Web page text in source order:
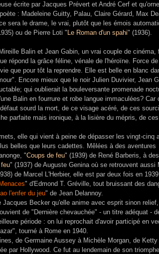
écrite par Jacques Prévert et André Cerf et
: Madeleine Guitty, Palau, Claire Gérard, Max
sera le drame, le vrai, plutôt que les émois
ou de Pierre Loti "Le Roman d'un spahi" (1936).
Balin et Jean Gabin, un vrai couple de cinéma,
répond la grâce féline, vénale de l'héroïne. Force de
que pour tôt la reprendre. Elle est belle en blanc
Encore mieux que le noir Julien Duvivier, Jean
qui oublierait la bouleversante promenade
Balin en fourrure et robe langue immaculées? Car
sourd la mort, de ce visage acéré, de ces
parfaite mais ironique, à la lisière du mépris, de
elle qui vient à peine de dépasser les vingt-cinq
belles que leurs cadettes. Mêlées à des aventures
"Coups de feu" (1939) de René Barberis, à des
" (1937) de Auguste Genina où se retrouvent aussi
de Marcel L'Herbier, elle est par deux fois en
Menaces" d'Edmond T. Gréville, tout bruissant des
l'enfer du jeu" de Jean Delannoy.
Jacques Becker qu'elle anime avec esprit sinon
de "Dernière chevauchée" - un titre adéquat -
période : on lui reprochait d'avoir participé en
tourné à Rome en 1940.
de Germaine Aussey à Michèle Morgan, de Ketty
par Hollywood. Ce fut au lendemain de son